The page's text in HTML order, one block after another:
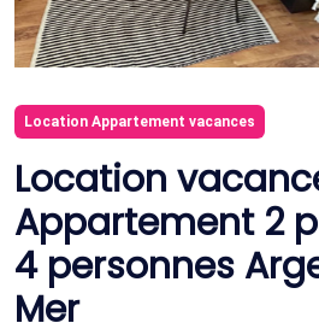
Location Appartement vacances
Location
Appartement 2
4 personnes
Mer